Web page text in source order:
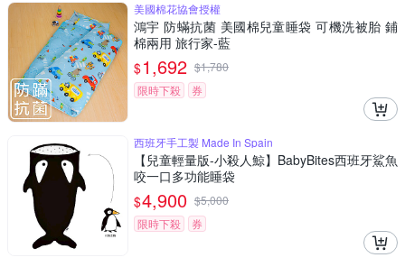
美國棉花協會授權
鴻宇 防蟎抗菌 美國棉兒童睡袋 可機洗被胎 鋪
棉兩用 旅行家-藍
$1,692 $1,780
限時下殺
券
西班牙手工製 Made In Spain
【兒童輕量版-小殺人鯨】BabyBites西班牙鯊魚
咬一口多功能睡袋
$4,900 $5,000
限時下殺
券